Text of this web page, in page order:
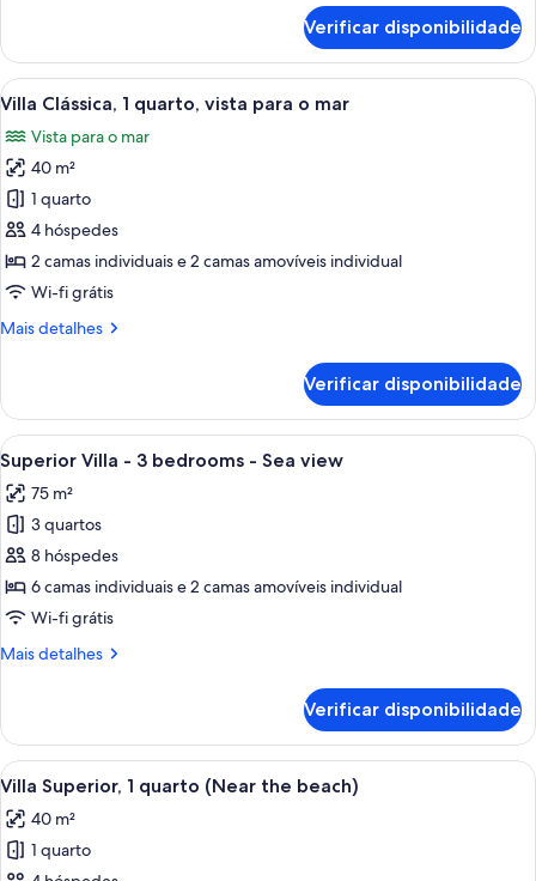
quarto:
Apartamento
Premium,
quartos
(Cala
Sultana)
Verificar disponibilidade
Ver
todas
as
imagens
de
Villa
Clássica,
1
quarto,
vista
mar
Um deck de madeira com mesa e
9
Villa Clássica, 1 quarto, vista para o mar
Vista para o mar
40 m²
1 quarto
4 hóspedes
2 camas individuais e 2 camas amovíveis individual
Wi-fi grátis
Mais detalhes
Mais
quarto:
Villa
Clássica,
quarto,
vista
para
o
mar
Verificar disponibilidade
Ver
todas
as
imagens
de
Superior
Villa
3
Sea
view
Um pátio com mesa e cadeiras, um
12
Superior Villa - 3 bedrooms - Sea view
75 m²
3 quartos
8 hóspedes
6 camas individuais e 2 camas amovíveis individual
Wi-fi grátis
Mais detalhes
Mais
quarto:
Superior
Villa
3
bedrooms
Verificar disponibilidade
Ver
todas
as
imagens
Um pátio de pedra com uma árvore,
12
Villa Superior, 1 quarto (Near the beach)
40 m²
1 quarto